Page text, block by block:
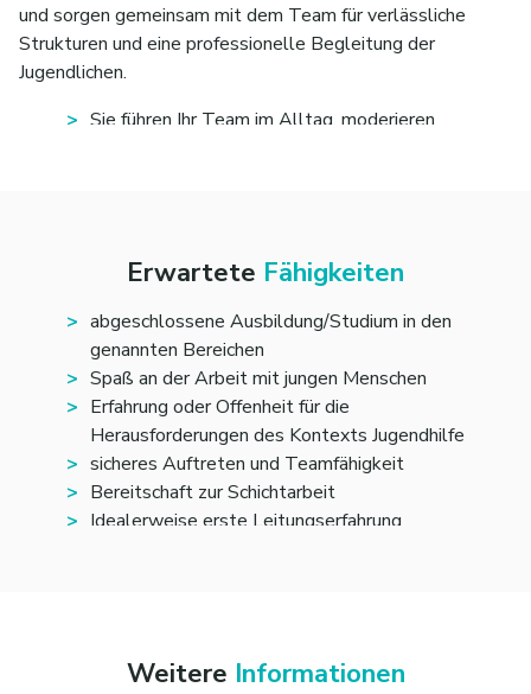
und sorgen gemeinsam mit dem Team für verlässliche
Strukturen und eine professionelle Begleitung der
Jugendlichen.
Sie führen Ihr Team im Alltag, moderieren
psychologischen und pädagogischen Fachdiensten
Sie begleiten, betreuen und fördern weibliche
Jugendliche und junge Frauen im Rahmen der
Tages- und Wochenstruktur und unterstützen bei
Elternkontakten.
Sie nehmen an Hilfeplan- und
Aufnahmegesprächen teil und setzen die Gruppen-
und Gesamtkonzeption sowie die mit den
Jugendämtern vereinbarten pädagogischen
Dabei verbinden Sie Führungsverantwortung mit
Erwartete Fähigkeiten
abgeschlossene Ausbildung/Studium in den
genannten Bereichen
Spaß an der Arbeit mit jungen Menschen
Erfahrung oder Offenheit für die
Herausforderungen des Kontexts Jugendhilfe
sicheres Auftreten und Teamfähigkeit
Bereitschaft zur Schichtarbeit
Idealerweise erste Leitungserfahrung
Weitere Informationen